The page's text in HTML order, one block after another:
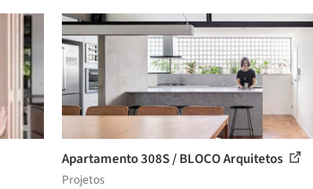
Apartamento 308S / BLOCO Arquitetos
Projetos